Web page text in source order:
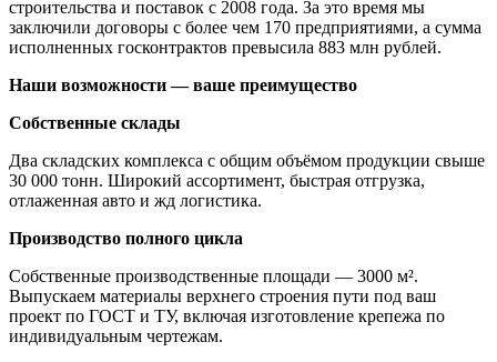
строительства и поставок с 2008 года. За это время мы
заключили договоры с более чем 170 предприятиями, а сумма
исполненных госконтрактов превысила 883 млн рублей.
Наши возможности — ваше преимущество
Собственные склады
Два складских комплекса с общим объёмом продукции свыше
30 000 тонн. Широкий ассортимент, быстрая отгрузка,
отлаженная авто и жд логистика.
Производство полного цикла
Собственные производственные площади — 3000 м².
Выпускаем материалы верхнего строения пути под ваш
проект по ГОСТ и ТУ, включая изготовление крепежа по
индивидуальным чертежам.